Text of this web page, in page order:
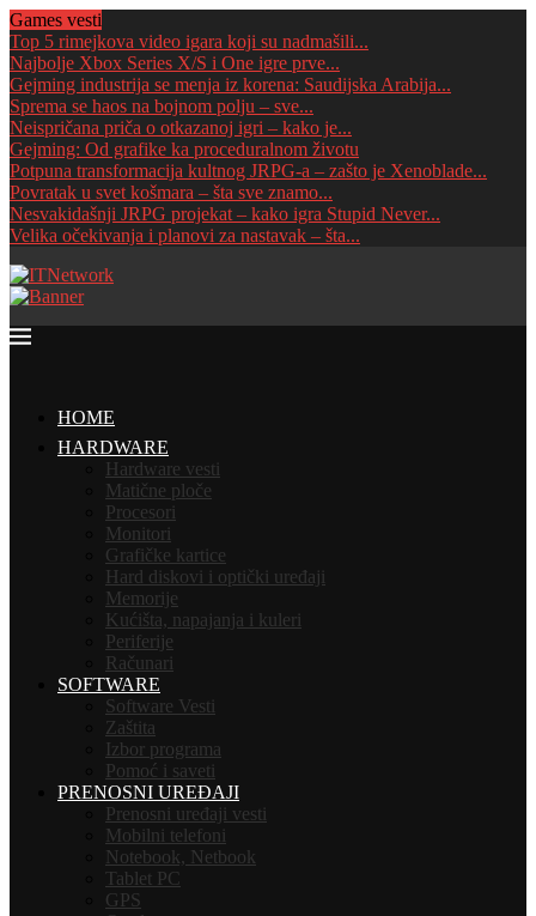
Games vesti
Top 5 rimejkova video igara koji su nadmašili...
Najbolje Xbox Series X/S i One igre prve...
Gejming industrija se menja iz korena: Saudijska Arabija...
Sprema se haos na bojnom polju – sve...
Neispričana priča o otkazanoj igri – kako je...
Gejming: Od grafike ka proceduralnom životu
Potpuna transformacija kultnog JRPG-a – zašto je Xenoblade...
Povratak u svet košmara – šta sve znamo...
Nesvakidašnji JRPG projekat – kako igra Stupid Never...
Velika očekivanja i planovi za nastavak – šta...
HOME
HARDWARE
Hardware vesti
Matične ploče
Procesori
Monitori
Grafičke kartice
Hard diskovi i optički uređaji
Memorije
Kućišta, napajanja i kuleri
Periferije
Računari
SOFTWARE
Software Vesti
Zaštita
Izbor programa
Pomoć i saveti
PRENOSNI UREĐAJI
Prenosni uređaji vesti
Mobilni telefoni
Notebook, Netbook
Tablet PC
GPS